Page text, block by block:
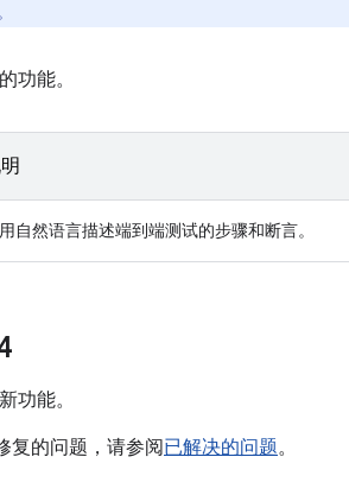
功能。
自然语言描述端到端测试的步骤和断言。
功能。
复的问题，请参阅已解决的问题。